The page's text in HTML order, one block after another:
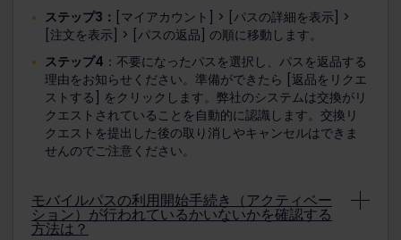
ステップ3： [マイアカウント] > [パスの詳細を表示] >
[注文を表示] > [パスの返品] の順に移動します。
ステップ4 ：不要になったパスを選択し、パスを返品する
理由をお知らせください。準備ができたら [返品をリクエ
ストする] をクリックします。弊社のシステムは交換がリ
クエストされていることを自動的に認識します。交換リ
クエストを提出した後の取り消しやキャンセルはできま
せんのでご注意ください。
モバイルパスの利用開始手続き（アクティベー
ション）が行われているかいないかを確認する
方法は？